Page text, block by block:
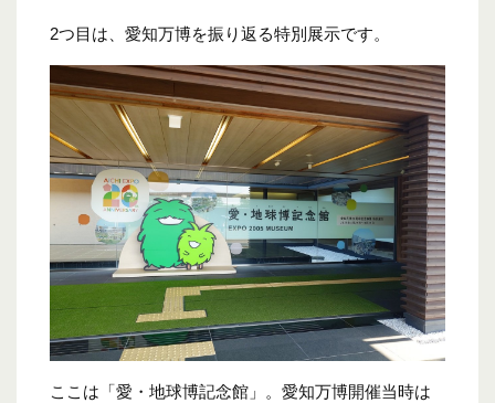
2つ目は、愛知万博を振り返る特別展示です。
ここは「愛・地球博記念館」。愛知万博開催当時は